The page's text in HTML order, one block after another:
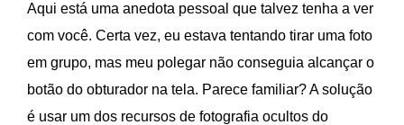
Aqui está uma anedota pessoal que talvez tenha a ver
com você. Certa vez, eu estava tentando tirar uma foto
em grupo, mas meu polegar não conseguia alcançar o
botão do obturador na tela. Parece familiar? A solução
é usar um dos recursos de fotografia ocultos do